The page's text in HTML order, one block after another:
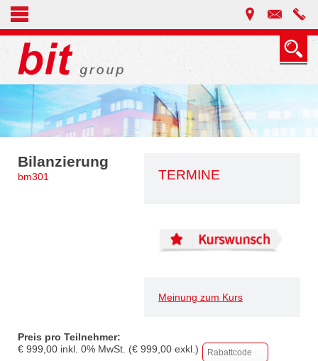
TERMINE
Meinung zum Kurs
Bilanzierung
bm301
Preis pro Teilnehmer:
€ 999,00 inkl. 0% MwSt. (€ 999,00 exkl.)